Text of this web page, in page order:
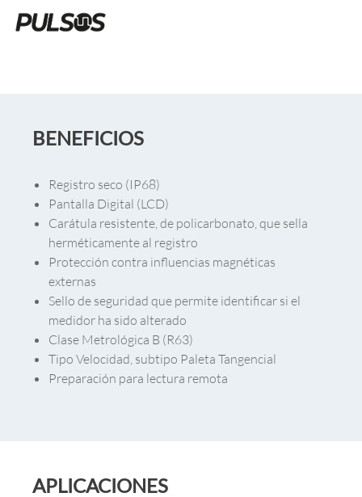
BENEFICIOS
Registro seco (IP68)
Pantalla Digital (LCD)
Carátula resistente, de policarbonato, que sella
herméticamente al registro
Protección contra influencias magnéticas
externas
Sello de seguridad que permite identificar si el
medidor ha sido alterado
Clase Metrológica B (R63)
Tipo Velocidad, subtipo Paleta Tangencial
Preparación para lectura remota
APLICACIONES